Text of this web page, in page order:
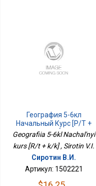
География 5-6кл
Начальный Курс [Р/т +
К/к]
Geografiia 5-6kl Nachal'nyi
kurs [R/t + k/k] , Sirotin V.I.
Сиротин В.И.
Артикул: 1502221